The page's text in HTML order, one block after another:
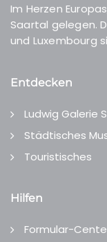
Im Herzen
Saartal gelegen.
und Luxembourg
Entdecken
Ludwig Galerie
Städtisches
Touristisches
Hilfen
Formular-